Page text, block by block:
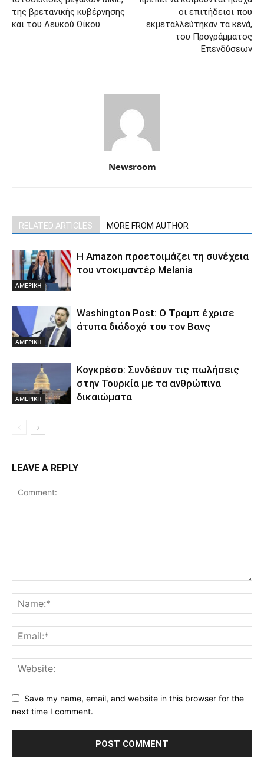
της βρετανικής κυβέρνησης
και του Λευκού Οίκου
οι επιτήδειοι που
εκμεταλλεύτηκαν τα κενά,
του Προγράμματος
Επενδύσεων
Newsroom
RELATED ARTICLES MORE FROM AUTHOR
ΑΜΕΡΙΚΗ
Η Amazon προετοιμάζει τη συνέχεια
του ντοκιμαντέρ Melania
ΑΜΕΡΙΚΗ
Washington Post: Ο Τραμπ έχρισε
άτυπα διάδοχό του τον Βανς
ΑΜΕΡΙΚΗ
Κογκρέσο: Συνδέουν τις πωλήσεις
στην Τουρκία με τα ανθρώπινα
δικαιώματα
LEAVE A REPLY
Save my name, email, and website in this browser for the
next time I comment.